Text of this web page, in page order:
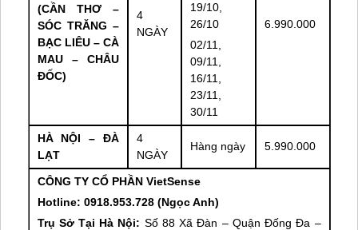
(CẦN THƠ –
SÓC TRĂNG –
BẠC LIÊU – CÀ
MAU – CHÂU
ĐỐC)
4
NGÀY
19/10,
26/10
02/11,
09/11,
16/11,
23/11,
30/11
6.990.000
HÀ NỘI – ĐÀ
LẠT
4
NGÀY
Hàng ngày 5.990.000
CÔNG TY CỔ PHẦN VietSense
Hotline: 0918.953.728 (Ngọc Anh)
Trụ Sở Tại Hà Nội: Số 88 Xã Đàn – Quận Đống Đa –